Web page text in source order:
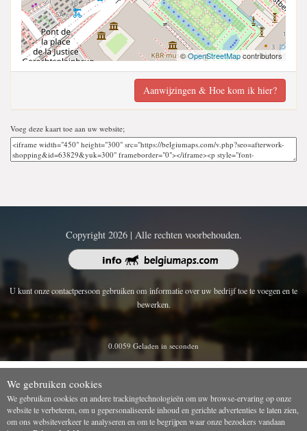
©OpenStreetMapcontributors
Aanwijzingen & Hoe kom ik hier?
Voeg deze kaart toe aan uw website;
Copyright 2026 | Alle rechten voorbehouden.
U kunt onze contactpersoon gebruiken om informatie over uw bedrijf toe te voegen en te
bewerken.
0.0059 Geladen in seconden
We gebruiken cookies
We gebruiken cookies en andere trackingtechnologieën om uw browse-ervaring op onze
website te verbeteren, om u gepersonaliseerde inhoud en gerichte advertenties te laten zien,
om ons websiteverkeer te analyseren en om te begrijpen waar onze bezoekers vandaan